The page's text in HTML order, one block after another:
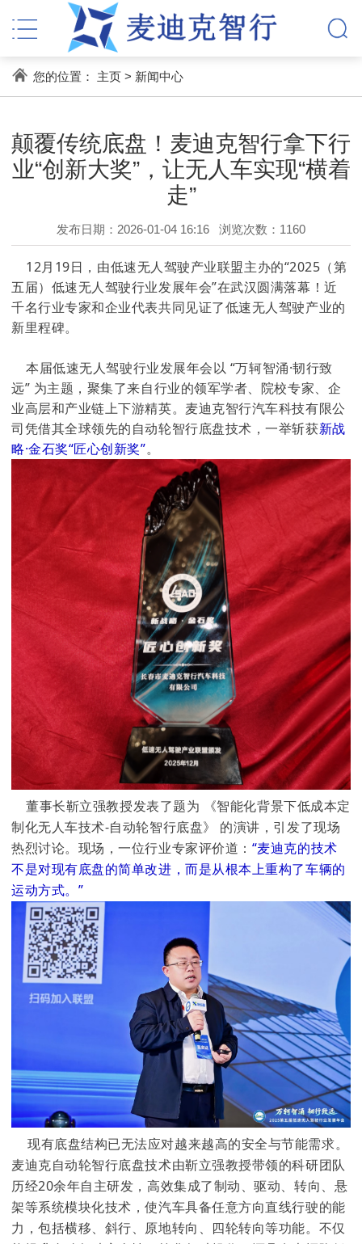
您的位置： 主页> 新闻中心
颠覆传统底盘！麦迪克智行拿下行
业“创新大奖”，让无人车实现“横着
走”
发布日期：2026-01-04 16:16 浏览次数： 1160
12月19日，由低速无人驾驶产业联盟主办的“2025（第
五届）低速无人驾驶行业发展年会”在武汉圆满落幕！近
千名行业专家和企业代表共同见证了低速无人驾驶产业的
新里程碑。
本届低速无人驾驶行业发展年会以 “万轲智涌·韧行致
远” 为主题，聚集了来自行业的领军学者、院校专家、企
业高层和产业链上下游精英。麦迪克智行汽车科技有限公
司凭借其全球领先的自动轮智行底盘技术，一举斩获新战
略·金石奖“匠心创新奖”。
董事长靳立强教授发表了题为 《智能化背景下低成本定
制化无人车技术-自动轮智行底盘》 的演讲，引发了现场
热烈讨论。现场，一位行业专家评价道： “麦迪克的技术
不是对现有底盘的简单改进，而是从根本上重构了车辆的
运动方式。”
现有底盘结构已无法应对越来越高的安全与节能需求。
麦迪克自动轮智行底盘技术由靳立强教授带领的科研团队
历经20余年自主研发，高效集成了制动、驱动、转向、悬
架等系统模块化技术，使汽车具备任意方向直线行驶的能
力，包括横移、斜行、原地转向、四轮转向等功能。不仅